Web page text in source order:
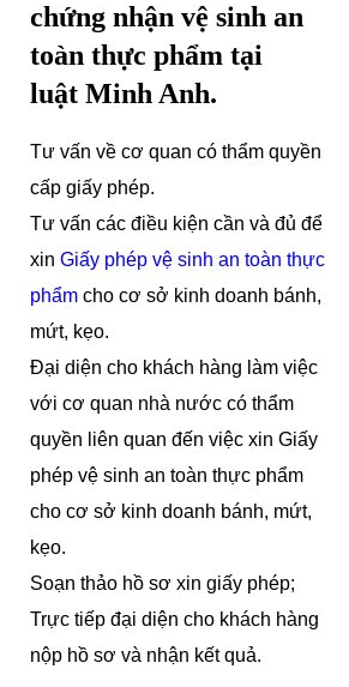
chứng nhận vệ sinh an
toàn thực phẩm tại
luật Minh Anh.
Tư vấn về cơ quan có thẩm quyền
cấp giấy phép.
Tư vấn các điều kiện cần và đủ để
xin Giấy phép vệ sinh an toàn thực
phẩm cho cơ sở kinh doanh bánh,
mứt, kẹo.
Đại diện cho khách hàng làm việc
với cơ quan nhà nước có thẩm
quyền liên quan đến việc xin Giấy
phép vệ sinh an toàn thực phẩm
cho cơ sở kinh doanh bánh, mứt,
kẹo.
Soạn thảo hồ sơ xin giấy phép;
Trực tiếp đại diện cho khách hàng
nộp hồ sơ và nhận kết quả.